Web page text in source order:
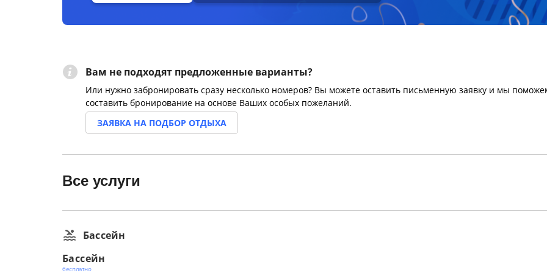
Вам не подходят предложенные варианты?
Или нужно забронировать сразу несколько номеров? Вы можете оставить письменную заявку и мы
составить бронирование на основе Ваших особых пожеланий.
ЗАЯВКА НА ПОДБОР ОТДЫХА
Все услуги
Бассейн
Бассейн
бесплатно